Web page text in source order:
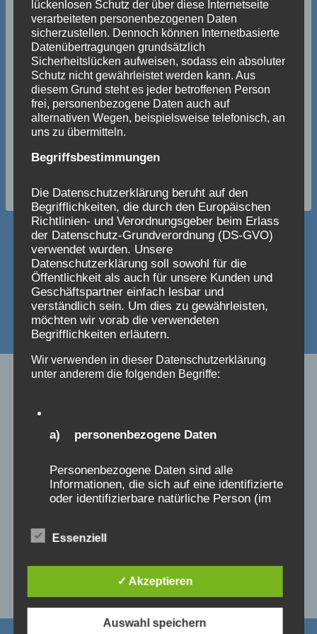
Beitragsnavigation
ZURÜCK
Bericht zur 1. Sitzung
der
Jubiläumskampagne
Die Bilder der 1.
Ähnliche Beiträge
Kein Stress beim Sitzungsbeginn
VonThilo Becker 15. Januar 2020
lückenlosen Schutz der über diese Internetseite
verarbeiteten personenbezogenen Daten
sicherzustellen. Dennoch können Internetbasierte
Datenübertragungen grundsätzlich
Sicherheitslücken aufweisen, sodass ein absoluter
Schutz nicht gewährleistet werden kann. Aus
diesem Grund steht es jeder betroffenen Person
frei, personenbezogene Daten auch auf
alternativen Wegen, beispielsweise telefonisch, an
uns zu übermitteln.
Begriffsbestimmungen
Die Datenschutzerklärung beruht auf den
Begrifflichkeiten, die durch den Europäischen
Richtlinien- und Verordnungsgeber beim Erlass
der Datenschutz-Grundverordnung (DS-GVO)
verwendet wurden. Unsere
Datenschutzerklärung soll sowohl für die
Öffentlichkeit als auch für unsere Kunden und
Geschäftspartner einfach lesbar und
verständlich sein. Um dies zu gewährleisten,
möchten wir vorab die verwendeten
Begrifflichkeiten erläutern.
Wir verwenden in dieser Datenschutzerklärung
unter anderem die folgenden Begriffe:
a) personenbezogene Daten
Personenbezogene Daten sind alle
Informationen, die sich auf eine identifizierte
oder identifizierbare natürliche Person (im
Person angesehen, die direkt oder indirekt,
Kennung wie einem Namen, zu einer
Kennnummer, zu Standortdaten, zu einer
Online-Kennung oder zu einem oder
mehreren besonderen Merkmalen, die
Ausdruck der physischen, physiologischen,
Essenziell
✓ Akzeptieren
Auswahl speichern